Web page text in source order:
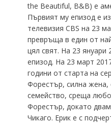
the Beautiful, B&B) е
Първият му епизод е
телевизия CBS на 23
превръща в един от
цял свят. На 23 януари
епизод. На 23 март
години от старта на
Форестър, силна жена,
семейство, среща
Форестър, докато
Чикаго. Ерик е с